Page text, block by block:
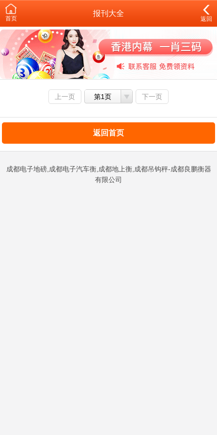
首页
报刊大全
返回
上一页 第1页 下一页
返回首页
成都电子地磅,成都电子汽车衡,成都地上衡,成都吊钩秤-成都良鹏衡器
有限公司